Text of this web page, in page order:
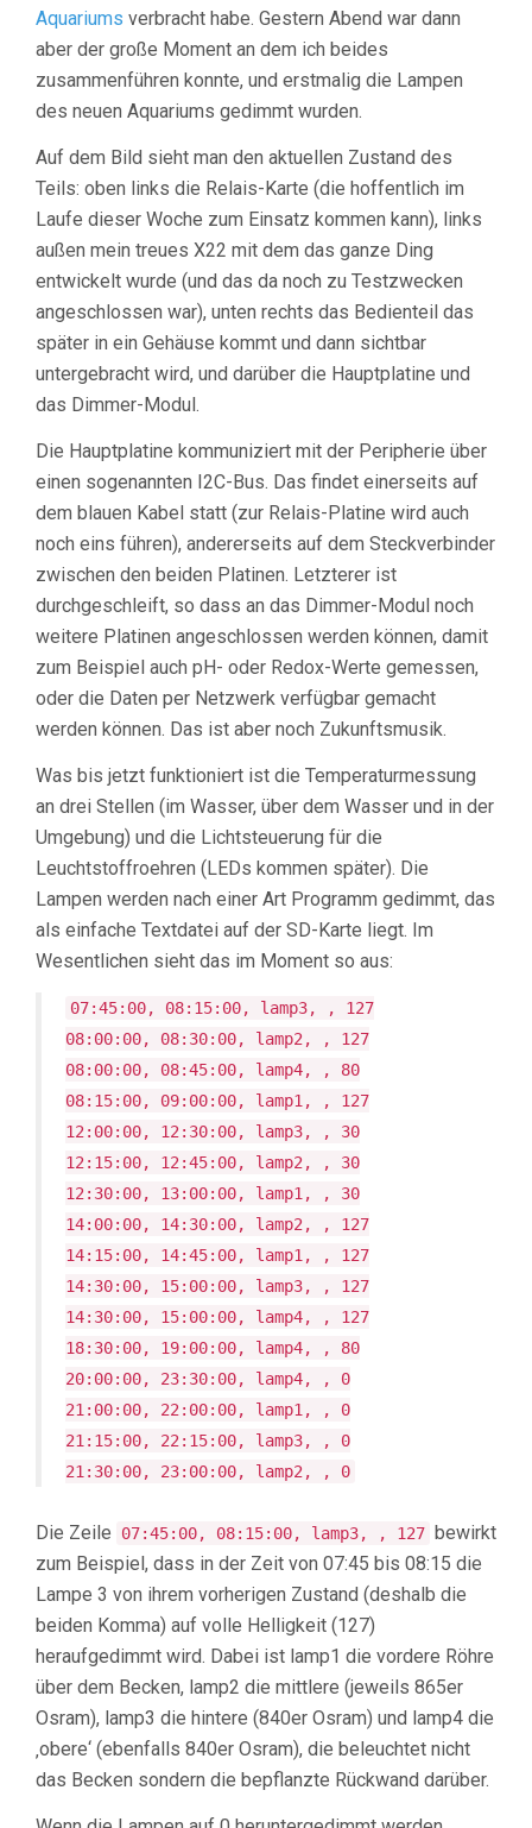
Aquariums verbracht habe. Gestern Abend war dann
aber der große Moment an dem ich beides
zusammenführen konnte, und erstmalig die Lampen
des neuen Aquariums gedimmt wurden.
Auf dem Bild sieht man den aktuellen Zustand des
Teils: oben links die Relais-Karte (die hoffentlich im
Laufe dieser Woche zum Einsatz kommen kann), links
außen mein treues X22 mit dem das ganze Ding
entwickelt wurde (und das da noch zu Testzwecken
angeschlossen war), unten rechts das Bedienteil das
später in ein Gehäuse kommt und dann sichtbar
untergebracht wird, und darüber die Hauptplatine und
das Dimmer-Modul.
Die Hauptplatine kommuniziert mit der Peripherie über
einen sogenannten I2C-Bus. Das findet einerseits auf
dem blauen Kabel statt (zur Relais-Platine wird auch
noch eins führen), andererseits auf dem Steckverbinder
zwischen den beiden Platinen. Letzterer ist
durchgeschleift, so dass an das Dimmer-Modul noch
weitere Platinen angeschlossen werden können, damit
zum Beispiel auch pH- oder Redox-Werte gemessen,
oder die Daten per Netzwerk verfügbar gemacht
werden können. Das ist aber noch Zukunftsmusik.
Was bis jetzt funktioniert ist die Temperaturmessung
an drei Stellen (im Wasser, über dem Wasser und in der
Umgebung) und die Lichtsteuerung für die
Leuchtstoffroehren (LEDs kommen später). Die
Lampen werden nach einer Art Programm gedimmt, das
als einfache Textdatei auf der SD-Karte liegt. Im
Wesentlichen sieht das im Moment so aus:
07:45:00, 08:15:00, lamp3, , 127
08:00:00, 08:30:00, lamp2, , 127
08:00:00, 08:45:00, lamp4, , 80
08:15:00, 09:00:00, lamp1, , 127
12:00:00, 12:30:00, lamp3, , 30
12:15:00, 12:45:00, lamp2, , 30
12:30:00, 13:00:00, lamp1, , 30
14:00:00, 14:30:00, lamp2, , 127
14:15:00, 14:45:00, lamp1, , 127
14:30:00, 15:00:00, lamp3, , 127
14:30:00, 15:00:00, lamp4, , 127
18:30:00, 19:00:00, lamp4, , 80
20:00:00, 23:30:00, lamp4, , 0
21:00:00, 22:00:00, lamp1, , 0
21:15:00, 22:15:00, lamp3, , 0
21:30:00, 23:00:00, lamp2, , 0
Die Zeile 07:45:00, 08:15:00, lamp3, , 127 bewirkt
zum Beispiel, dass in der Zeit von 07:45 bis 08:15 die
Lampe 3 von ihrem vorherigen Zustand (deshalb die
beiden Komma) auf volle Helligkeit (127)
heraufgedimmt wird. Dabei ist lamp1 die vordere Röhre
über dem Becken, lamp2 die mittlere (jeweils 865er
Osram), lamp3 die hintere (840er Osram) und lamp4 die
‚obere‘ (ebenfalls 840er Osram), die beleuchtet nicht
das Becken sondern die bepflanzte Rückwand darüber.